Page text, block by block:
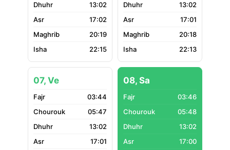
13:02
17:02
20:19
22:15
13:02
17:01
20:18
22:13
07, Ve
03:44
05:47
13:02
17:01
08, Sa
03:46
05:48
13:02
17:00